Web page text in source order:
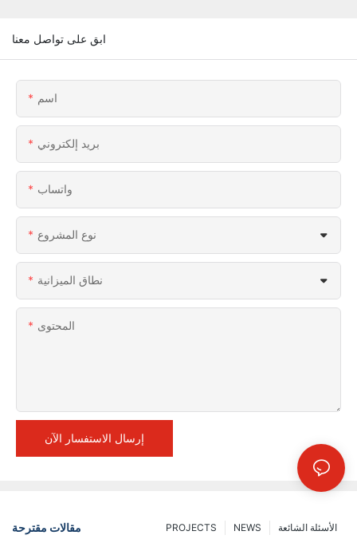
ابق على تواصل معنا
اسم
بريد إلكتروني
واتساب
نوع المشروع
نطاق الميزانية
المحتوى
إرسال الاستفسار الآن
مقالات مقترحة الأسئلة الشائعة NEWS
PROJECTS